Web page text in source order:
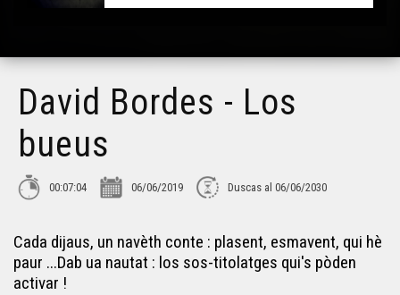
David Bordes - Los
bueus
00:07:04 06/06/2019 Duscas al 06/06/2030
Cada dijaus, un navèth conte : plasent, esmavent, qui hè
paur ...Dab ua nautat : los sos-titolatges qui's pòden
activar !